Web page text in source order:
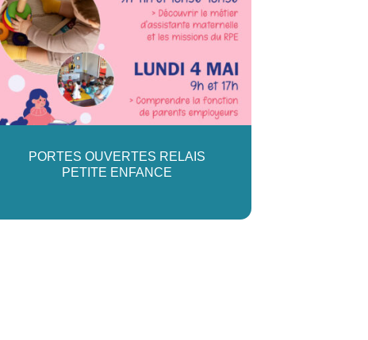
PORTES OUVERTES RELAIS
PETITE ENFANCE